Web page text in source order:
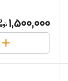
1,500,000